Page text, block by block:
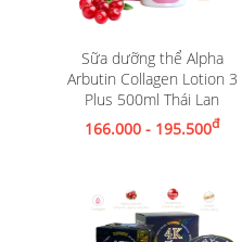
Sữa dưỡng thể Alpha
Arbutin Collagen Lotion 3
Plus 500ml Thái Lan
166.000 - 195.500đ
Xem chi tiết